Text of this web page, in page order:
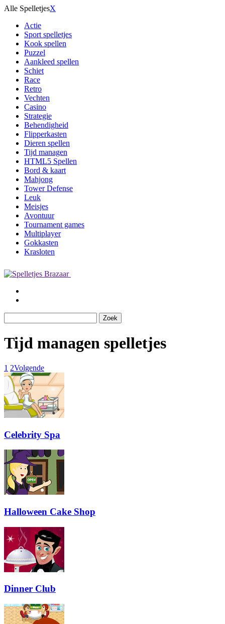
Alle SpelletjesX
Actie
Sport spelletjes
Kook spellen
Puzzel
Aankleed spellen
Schiet
Race
Retro
Vechten
Casino
Strategie
Behendigheid
Flipperkasten
Dieren spellen
Tijd managen
HTML5 Spellen
Bord & kaart
Mahjong
Tower Defense
Leuk
Meisjes
Avontuur
Tournament games
Multiplayer
Gokkasten
Krasloten
Tijd managen spelletjes
1 2Volgende
Celebrity Spa
Halloween Cake Shop
Dinner Club